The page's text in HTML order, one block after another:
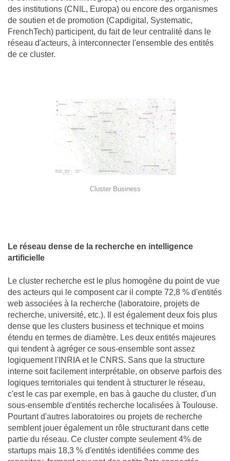
des institutions (CNIL, Europa) ou encore des organismes
de soutien et de promotion (Capdigital, Systematic,
FrenchTech) participent, du fait de leur centralité dans le
réseau d'acteurs, à interconnecter l'ensemble des entités
de ce cluster.
Cluster Business
Le réseau dense de la recherche en intelligence
artificielle
Le cluster recherche est le plus homogène du point de vue
des acteurs qui le composent car il compte 72,8 % d'entités
web associées à la recherche (laboratoire, projets de
recherche, université, etc.). Il est également deux fois plus
dense que les clusters business et technique et moins
étendu en termes de diamètre. Les deux entités majeures
qui tendent à agréger ce sous-ensemble sont assez
logiquement l'INRIA et le CNRS. Sans que la structure
interne soit facilement interprétable, on observe parfois des
logiques territoriales qui tendent à structurer le réseau,
c'est le cas par exemple, en bas à gauche du cluster, d'un
sous-ensemble d'entités recherche localisées à Toulouse.
Pourtant d'autres laboratoires ou projets de recherche
semblent jouer également un rôle structurant dans cette
partie du réseau. Ce cluster compte seulement 4% de
startups mais 18,3 % d'entités identifiées comme des